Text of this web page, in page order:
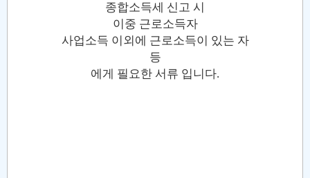
종합소득세 신고 시
이중 근로소득자
사업소득 이외에 근로소득이 있는 자
등
에게 필요한 서류 입니다.